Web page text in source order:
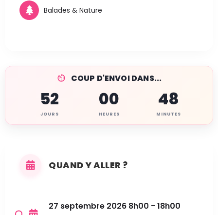
Balades & Nature
COUP D'ENVOI DANS...
52
JOURS
00
HEURES
48
MINUTES
QUAND Y ALLER ?
27 septembre 2026 8h00 - 18h00